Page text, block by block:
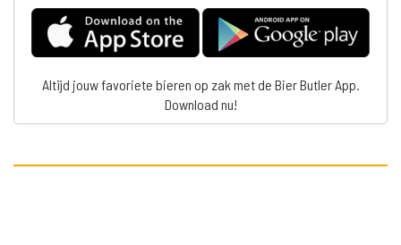
Altijd jouw favoriete bieren op zak met de Bier Butler App.
Download nu!